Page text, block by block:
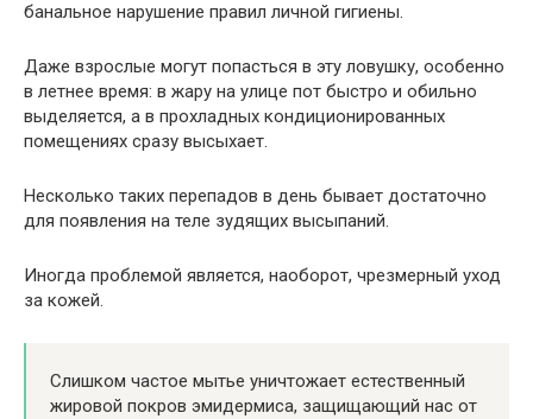
банальное нарушение правил личной гигиены.
Даже взрослые могут попасться в эту ловушку, особенно
в летнее время: в жару на улице пот быстро и обильно
выделяется, а в прохладных кондиционированных
помещениях сразу высыхает.
Несколько таких перепадов в день бывает достаточно
для появления на теле зудящих высыпаний.
Иногда проблемой является, наоборот, чрезмерный уход
за кожей.
Слишком частое мытье уничтожает естественный
жировой покров эмидермиса, защищающий нас от